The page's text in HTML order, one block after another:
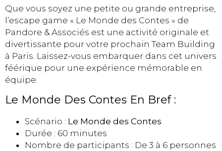
Que vous soyez une petite ou grande entreprise,
l’escape game « Le Monde des Contes » de
Pandore & Associés est une activité originale et
divertissante pour votre prochain Team Building
à Paris. Laissez-vous embarquer dans cet univers
féérique pour une expérience mémorable en
équipe.
Le Monde Des Contes En Bref :
Scénario : Le Monde des Contes
Durée : 60 minutes
Nombre de participants : De 3 à 6 personnes